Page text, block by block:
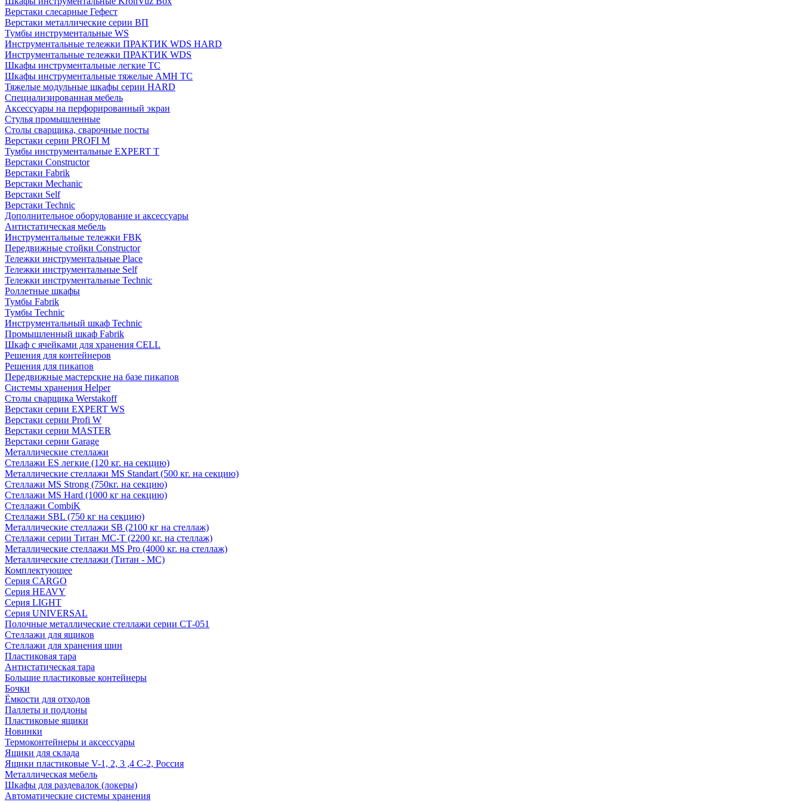
Верстаки слесарные Гефест
Верстаки металлические серии ВП
Тумбы инструментальные WS
Инструментальные тележки ПРАКТИК WDS HARD
Инструментальные тележки ПРАКТИК WDS
Шкафы инструментальные легкие ТС
Шкафы инструментальные тяжелые AMH TC
Тяжелые модульные шкафы серии HARD
Cпециализированная мебель
Аксессуары на перфорированный экран
Стулья промышленные
Столы сварщика, сварочные посты
Верстаки серии PROFI M
Тумбы инструментальные EXPERT T
Верстаки Constructor
Верстаки Fabrik
Верстаки Mechanic
Верстаки Self
Верстаки Technic
Дополнительное оборудование и аксессуары
Антистатическая мебель
Инструментальные тележки FBK
Передвижные стойки Constructor
Тележки инструментальные Place
Тележки инструментальные Self
Тележки инструментальные Technic
Роллетные шкафы
Тумбы Fabrik
Тумбы Technic
Инструментальный шкаф Technic
Промышленный шкаф Fabrik
Шкаф с ячейками для хранения CELL
Решения для контейнеров
Решения для пикапов
Передвижные мастерские на базе пикапов
Системы хранения Helper
Столы сварщика Werstakoff
Верстаки серии EXPERT WS
Верстаки серии Profi W
Верстаки серии MASTER
Верстаки серии Garage
Металлические стеллажи
Стеллажи ES легкие (120 кг. на секцию)
Металлические стеллажи MS Standart (500 кг. на секцию)
Стеллажи MS Strong (750кг. на секцию)
Стеллажи MS Hard (1000 кг на секцию)
Стеллажи CombiK
Стеллажи SBL (750 кг на секцию)
Металлические стеллажи SB (2100 кг на стеллаж)
Стеллажи серии Титан МС-Т (2200 кг. на стеллаж)
Металлические стеллажи MS Pro (4000 кг. на стеллаж)
Металлические стеллажи (Титан - МС)
Комплектующее
Серия CARGO
Серия HEAVY
Серия LIGHT
Серия UNIVERSAL
Полочные металлические стеллажи серии СТ-051
Стеллажи для ящиков
Стеллажи для хранения шин
Пластиковая тара
Антистатическая тара
Большие пластиковые контейнеры
Бочки
Ёмкости для отходов
Паллеты и поддоны
Пластиковые ящики
Новинки
Термоконтейнеры и аксессуары
Ящики для склада
Ящики пластиковые V-1, 2, 3 ,4 С-2, Россия
Металлическая мебель
Шкафы для раздевалок (локеры)
Автоматические системы хранения